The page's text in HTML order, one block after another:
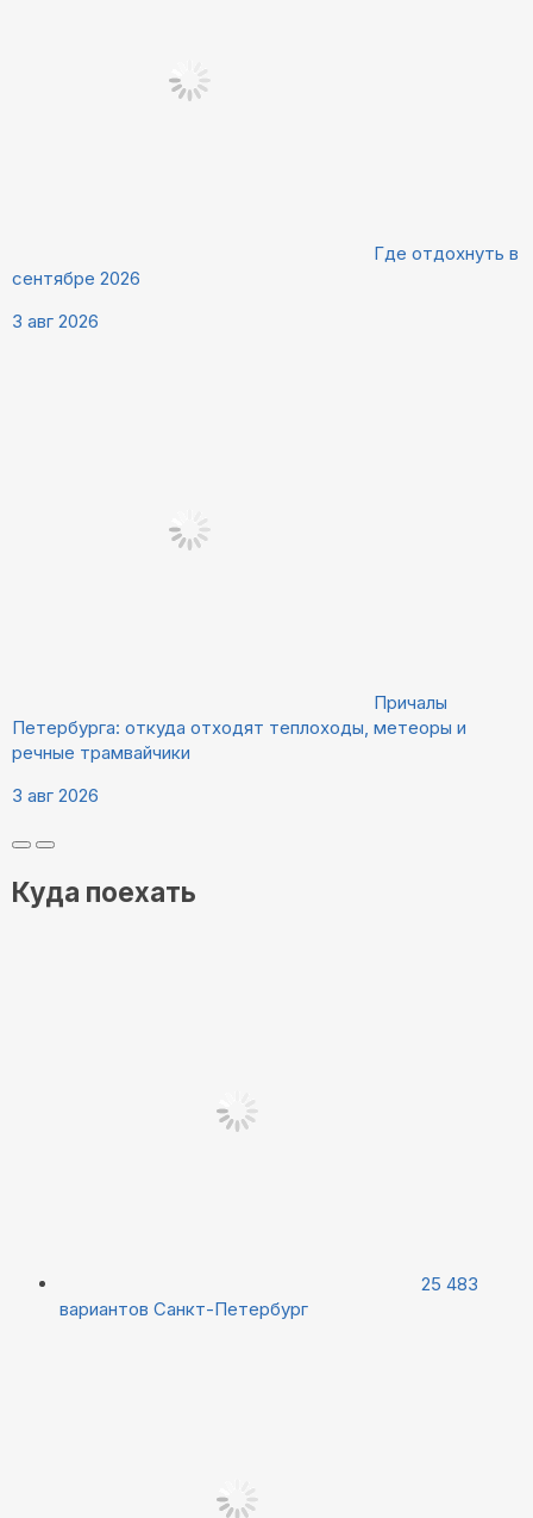
Где отдохнуть в
сентябре 2026
3 авг 2026
Причалы
Петербурга: откуда отходят теплоходы, метеоры и
речные трамвайчики
3 авг 2026
Куда поехать
25 483
вариантов Санкт-Петербург